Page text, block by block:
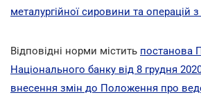
металургійної сировини та операцій
Відповідні норми містить постанова
Національного банку від 8 грудня
внесення змін до Положення про